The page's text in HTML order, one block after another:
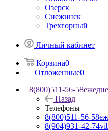
Озерск
Снежинск
Трехгорный
Личный кабинет
Корзина0
Отложенные0
8(800)511-56-58
Назад
Телефоны
8(800)511-56-58
8(904)931-42-74